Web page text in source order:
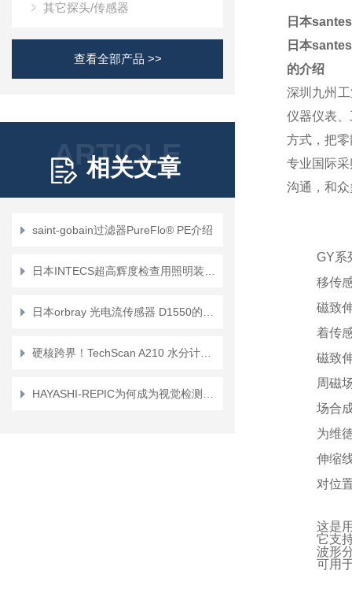
其它探头/传感器
查看全部产品 >>
ARTICLE
相关文章
saint-gobain过滤器PureFlo® PE介绍
日本
日本
的介绍
深圳九州
仪器仪表
方式，把
专业国际
沟通，和
GY系
移传
磁致
着传
磁致
周磁
场合
为维
伸缩
对位
这是
它支
波形
可用